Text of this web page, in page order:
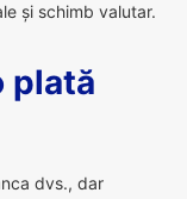
și schimb valutar.
plată
dvs., dar